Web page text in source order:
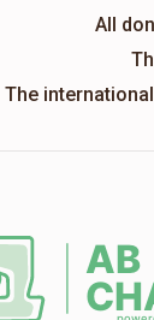
All
The